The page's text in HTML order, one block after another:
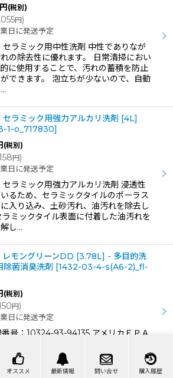
オススメ 最新情報 問い合せ 購入履歴
円 (税別)
円)
日に発送予定
セラミック用中性洗剤 中性でありなが
の除去性に優れます。 日常清掃におい
に使用することで、汚れの蓄積を防止
できます。 泡立ちが少ないので、自動
セラミック用強力アルカリ洗剤 [4L]
1-o_717830]
(税別)
円)
日に発送予定
セラミック用強力アルカリ洗剤 浸透性
るため、セラミックタイルのポーラス
に入り込み、土砂汚れ、油汚れを除去し
ラミックタイル表面に付着した油汚れを
し…
レモングリーンDD [3.78L] - 多目的洗
除菌消臭洗剤 [1432-03-4-s(A6-2)_fl-
(税別)
円)
日に発送予定
号：10324-93-94135 アメリカＥＰＡ
の第4級アンモニューム塩配合により、
止を目的に設計されたアメリカ病院…